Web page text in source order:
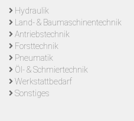
Hydraulik
Land- & Baumaschinentechnik
Antriebstechnik
Forsttechnik
Pneumatik
Öl- & Schmiertechnik
Werkstattbedarf
Sonstiges